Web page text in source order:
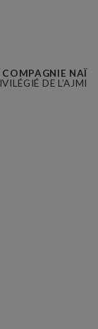
NAÏ
DE L’AJMI